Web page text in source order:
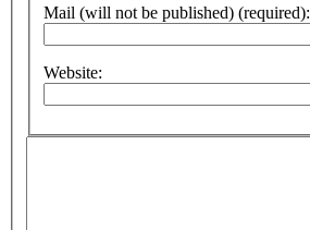
Mail (will not be published) (required):
Website: